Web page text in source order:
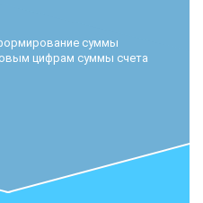
суммы
цифрам суммы счета